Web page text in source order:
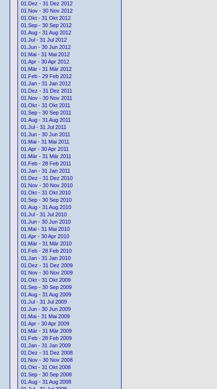
01.Dez - 31 Dez 2012
01.Nov - 30 Nov 2012
01.Okt - 31 Okt 2012
01.Sep - 30 Sep 2012
01.Aug - 31 Aug 2012
01.Jul - 31 Jul 2012
01.Jun - 30 Jun 2012
01.Mai - 31 Mai 2012
01.Apr - 30 Apr 2012
01.Mär - 31 Mär 2012
01.Feb - 29 Feb 2012
01.Jan - 31 Jan 2012
01.Dez - 31 Dez 2011
01.Nov - 30 Nov 2011
01.Okt - 31 Okt 2011
01.Sep - 30 Sep 2011
01.Aug - 31 Aug 2011
01.Jul - 31 Jul 2011
01.Jun - 30 Jun 2011
01.Mai - 31 Mai 2011
01.Apr - 30 Apr 2011
01.Mär - 31 Mär 2011
01.Feb - 28 Feb 2011
01.Jan - 31 Jan 2011
01.Dez - 31 Dez 2010
01.Nov - 30 Nov 2010
01.Okt - 31 Okt 2010
01.Sep - 30 Sep 2010
01.Aug - 31 Aug 2010
01.Jul - 31 Jul 2010
01.Jun - 30 Jun 2010
01.Mai - 31 Mai 2010
01.Apr - 30 Apr 2010
01.Mär - 31 Mär 2010
01.Feb - 28 Feb 2010
01.Jan - 31 Jan 2010
01.Dez - 31 Dez 2009
01.Nov - 30 Nov 2009
01.Okt - 31 Okt 2009
01.Sep - 30 Sep 2009
01.Aug - 31 Aug 2009
01.Jul - 31 Jul 2009
01.Jun - 30 Jun 2009
01.Mai - 31 Mai 2009
01.Apr - 30 Apr 2009
01.Mär - 31 Mär 2009
01.Feb - 28 Feb 2009
01.Jan - 31 Jan 2009
01.Dez - 31 Dez 2008
01.Nov - 30 Nov 2008
01.Okt - 31 Okt 2008
01.Sep - 30 Sep 2008
01.Aug - 31 Aug 2008